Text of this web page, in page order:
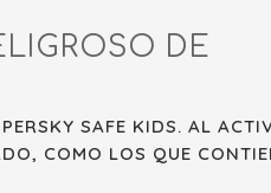
DE
SAFE KIDS. AL
COMO LOS QUE